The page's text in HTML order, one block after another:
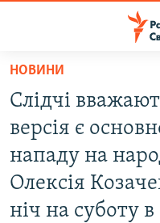
Перейти
основного
матеріалу
Перейти
до
основної
навігації
ВСЕ ЗА ДОБУ
СТАТТІ
ПОЛІТИКА
ВІЙНА
РОСІЙСЬКА
НОВИНИ
Слідчі
версія є
нападу на
Олексія
ніч на суботу в